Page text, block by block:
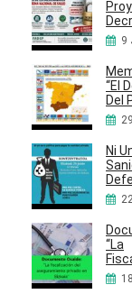
9
“El
Del
Ni
“La